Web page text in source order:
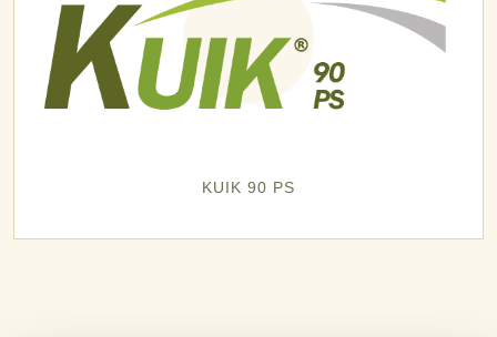
KUIK 90 PS